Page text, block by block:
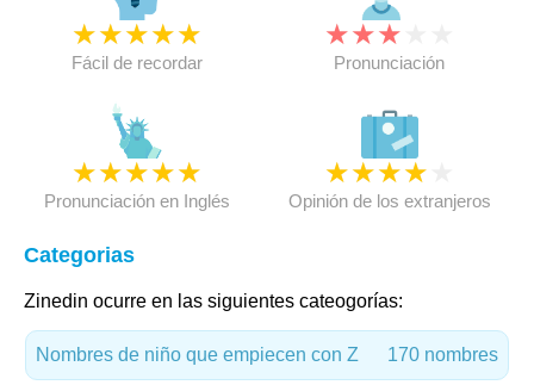
★★★★★
Fácil de recordar
★★★
Pronunciación
★★★★★
Pronunciación en Inglés
★★★★
Opinión de los extranjeros
Categorias
Zinedin ocurre en las siguientes cateogorías:
Nombres de niño que empiecen con Z 170 nombres